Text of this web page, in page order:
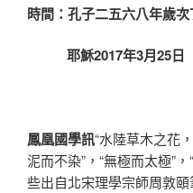
時間：孔子二五六八年歲
耶穌2017年3月25日
鳳凰國學訊“水陸草木之花
泥而不染”，“無極而太極”
些出自北宋理學宗師周敦